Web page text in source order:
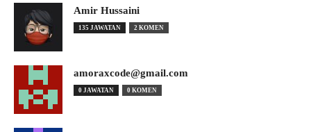
Amir Hussaini
135 JAWATAN 2 KOMEN
amoraxcode@gmail.com
0 JAWATAN 0 KOMEN